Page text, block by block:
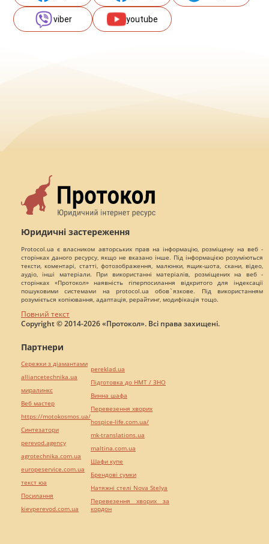
viber youtube
Юридичні застереження
Protocol.ua є власником авторських прав на інформацію, розміщену на веб -
сторінках даного ресурсу, якщо не вказано інше. Під інформацією розуміються
тексти, коментарі, статті, фотозображення, малюнки, ящик-шота, скани, відео,
аудіо, інші матеріали. При використанні матеріалів, розміщених на веб -
сторінках «Протокол» наявність гіперпосилання відкритого для індексації
пошуковими системами на protocol.ua обов`язкове. Під використанням
розуміється копіювання, адаптація, рерайтинг, модифікація тощо.
Повний текст
Copyright © 2014-2026 «Протокол». Всі права захищені.
Партнери
Сережки з діамантами
alliancetechnika.ua
миралинкс
Веб мастер
https://motokosmos.ua/
Синтезатори
perevod.agency
agrotechnika.com.ua
europeservice.com.ua
текст юа
Посилання
kievperevod.com.ua
pereklad.ua
Підготовка до НМТ / ЗНО
Винна шафа
Перевезення хворих
hospice-life.com.ua/
mk-translations.ua
maltina.com.ua
Шафи купе
Брендові сумки
Натяжні стелі Nova Stelya
Перевезення хворих за
кордон